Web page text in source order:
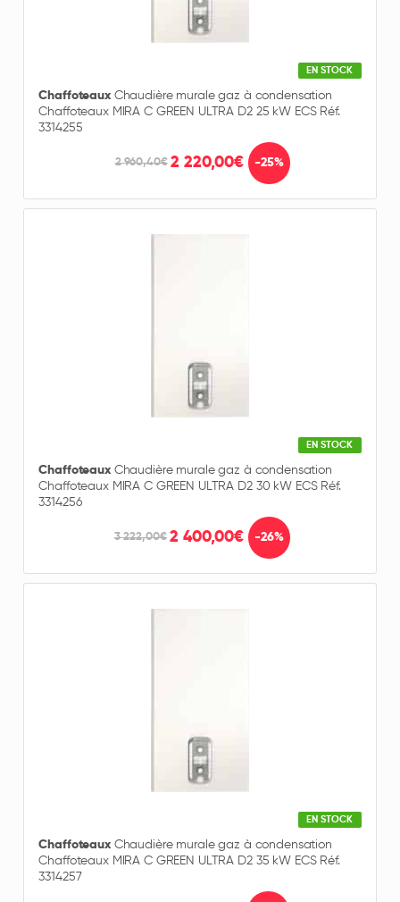
EN STOCK
ChaffoteauxChaudière murale gaz à condensation
Chaffoteaux MIRA C GREEN ULTRA D2 25 kW ECS Réf.
3314255
2 960,40€ 2 220,00€ -25%
EN STOCK
ChaffoteauxChaudière murale gaz à condensation
Chaffoteaux MIRA C GREEN ULTRA D2 30 kW ECS Réf.
3314256
3 222,00€ 2 400,00€ -26%
EN STOCK
ChaffoteauxChaudière murale gaz à condensation
Chaffoteaux MIRA C GREEN ULTRA D2 35 kW ECS Réf.
3314257